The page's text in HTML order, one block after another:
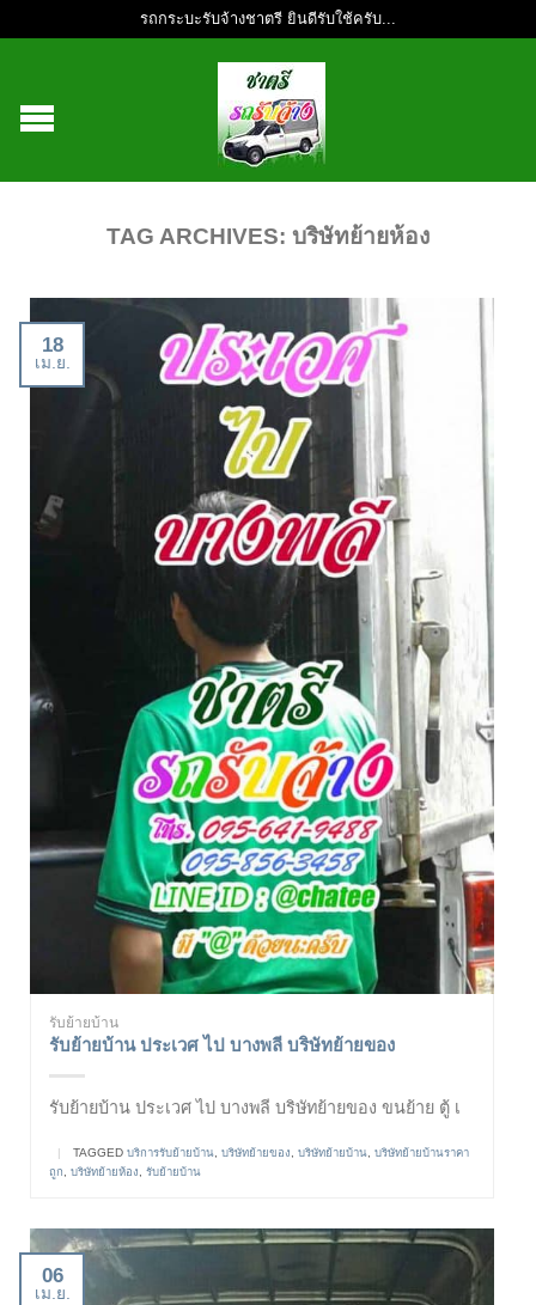
รถกระบะรับจ้างชาตรี ยินดีรับใช้ครับ...
TAG ARCHIVES: บริษัทย้ายห้อง
18
เม.ย.
รับย้ายบ้าน
รับย้ายบ้าน ประเวศ ไป บางพลี บริษัทย้ายของ
รับย้ายบ้าน ประเวศ ไป บางพลี บริษัทย้ายของ ขนย้าย ตู้ เ
| TAGGED บริการรับย้ายบ้าน บริษัทย้ายของ บริษัทย้ายบ้าน บริษัทย้ายบ้านราคา
ถูก
บริษัทย้ายห้อง รับย้ายบ้าน
06
เม.ย.